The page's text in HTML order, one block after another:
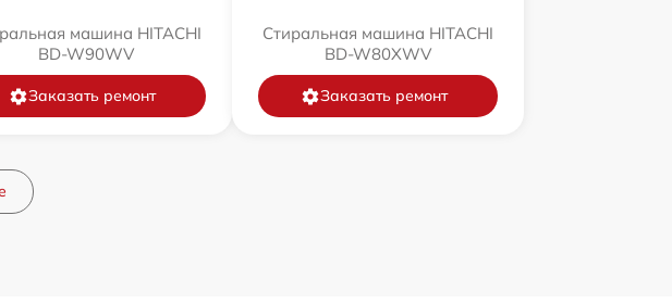
машина HITACHI
BD-W90WV
Заказать ремонт
Стиральная машина HITACHI
BD-W80XWV
Заказать ремонт